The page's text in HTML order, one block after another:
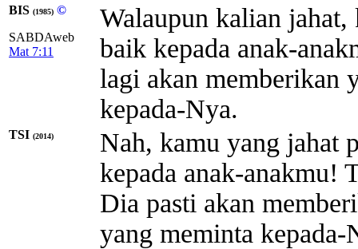
BIS (1985) ©
SABDAweb
Mat 7:11
Walaupun kalian
baik kepada anak-
lagi akan memberikan
kepada-Nya.
TSI (2014)
Nah, kamu yang jahat
kepada anak-anakmu!
Dia pasti akan
yang meminta kepada-